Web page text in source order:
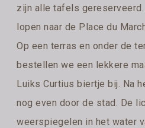
zijn alle tafels
lopen naar de Place du
Op een terras en onder de
bestellen we een lekkere
Luiks Curtius biertje bij. Na
nog even door de stad. De
weerspiegelen in het water